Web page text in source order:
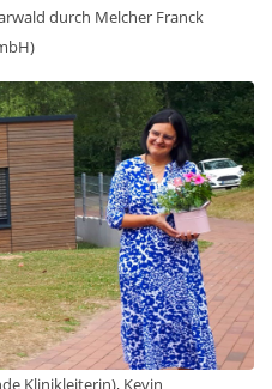
durch Melcher Franck
Klinikleiterin), Kevin